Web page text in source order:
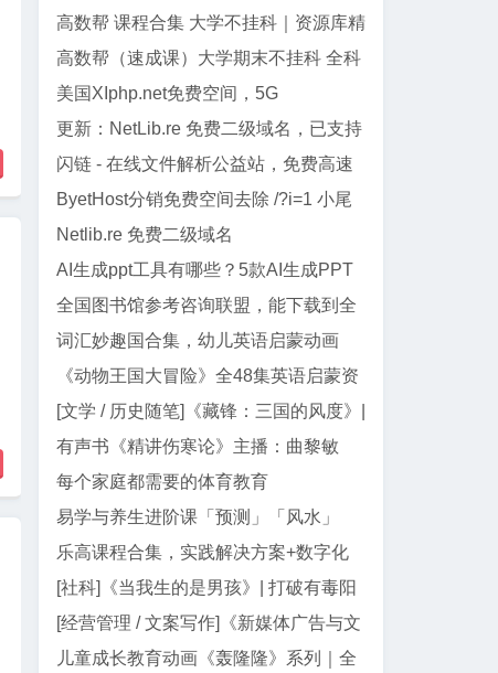
高数帮 课程合集 大学不挂科｜资源库精
选
高数帮（速成课）大学期末不挂科 全科
资源合集 【61门】
美国XIphp.net免费空间，5G
PHP+Mysql, 免费SSL, Cpanel面板
更新：NetLib.re 免费二级域名，已支持
加入CF管理
闪链 - 在线文件解析公益站，免费高速
下载百度网盘文件
ByetHost分销免费空间去除 /?i=1 小尾
巴代码
Netlib.re 免费二级域名
AI生成ppt工具有哪些？5款AI生成PPT
工具盘点
全国图书馆参考咨询联盟，能下载到全
网99%电子书
词汇妙趣国合集，幼儿英语启蒙动画
《动物王国大冒险》全48集英语启蒙资
源｜动画+儿歌+音频+电影版
[文学 / 历史随笔]《藏锋：三国的风度》|
郭德纲三国智慧与处世真经
有声书《精讲伤寒论》主播：曲黎敏
【全138集】
每个家庭都需要的体育教育
易学与养生进阶课「预测」「风水」
「面相」迷罗授课
乐高课程合集，实践解决方案+数字化
教学资源
[社科]《当我生的是男孩》| 打破有毒阳
刚气质的女性主义养育指南
[经营管理 / 文案写作]《新媒体广告与文
案写作》| AI 时代文案创作指南
儿童成长教育动画《轰隆隆》系列｜全